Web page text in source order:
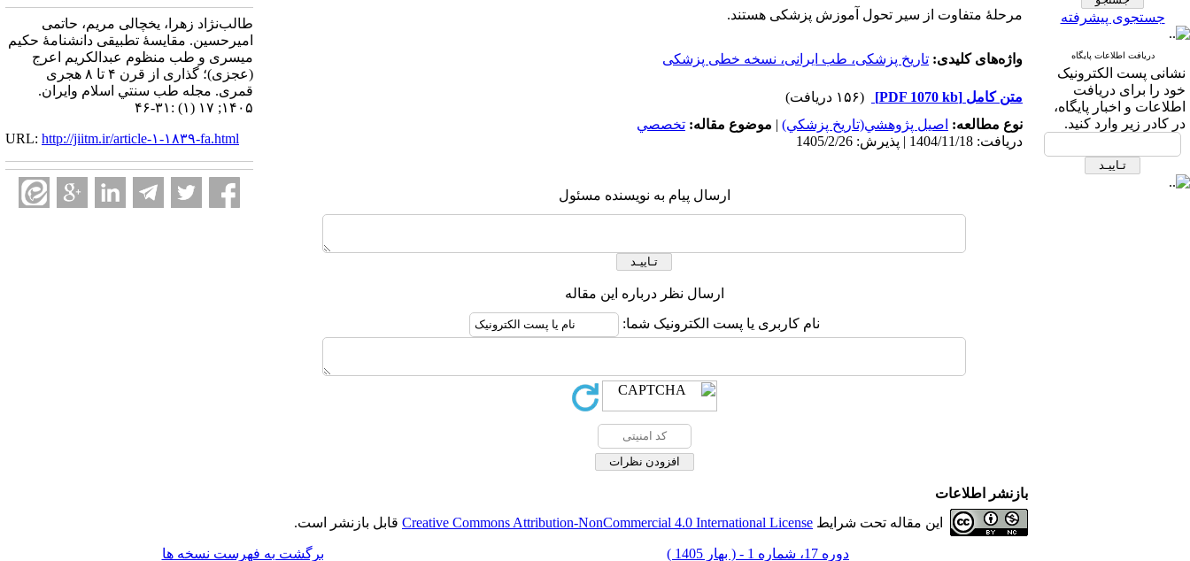
جستجوی پیشرفته
دریافت اطلاعات پایگاه
نشانی پست الکترونیک
خود را برای دریافت
اطلاعات و اخبار پایگاه،
در کادر زیر وارد کنید.
مرحلۀ متفاوت از سیر تحول آموزش پزشکی هستند.
واژه‌های کلیدی: تاریخ پزشکی، طب ایرانی، نسخه خطی پزشکی
متن کامل [PDF 1070 kb]
(۱۵۶ دریافت)
نوع مطالعه: اصيل پژوهشي(تاريخ پزشكي) | موضوع مقاله: تخصصي
دریافت: 1404/11/18 | پذیرش: 1405/2/26
ارسال پیام به نویسنده مسئول
ارسال نظر درباره این مقاله
نام کاربری یا پست الکترونیک شما:
طالب‌‌نژاد زهرا، یخچالی مریم، حاتمی
امیرحسین. مقایسۀ تطبیقی دانشنامۀ حکیم
میسری و طب ‌منظوم عبدالکریم اعرج
(عجزی)؛ گذاری از قرن ۴ تا ۸ هجری
قمری. مجله طب سنتي اسلام وايران.
۱۴۰۵; ۱۷ (۱) :۳۱-۴۶
URL: http://jiitm.ir/article-۱-۱۸۳۹-fa.html
بازنشر اطلاعات
این مقاله تحت شرایط Creative Commons Attribution-NonCommercial 4.0 International License قابل بازنشر است.
دوره 17، شماره 1 - ( بهار 1405 ) برگشت به فهرست نسخه ها